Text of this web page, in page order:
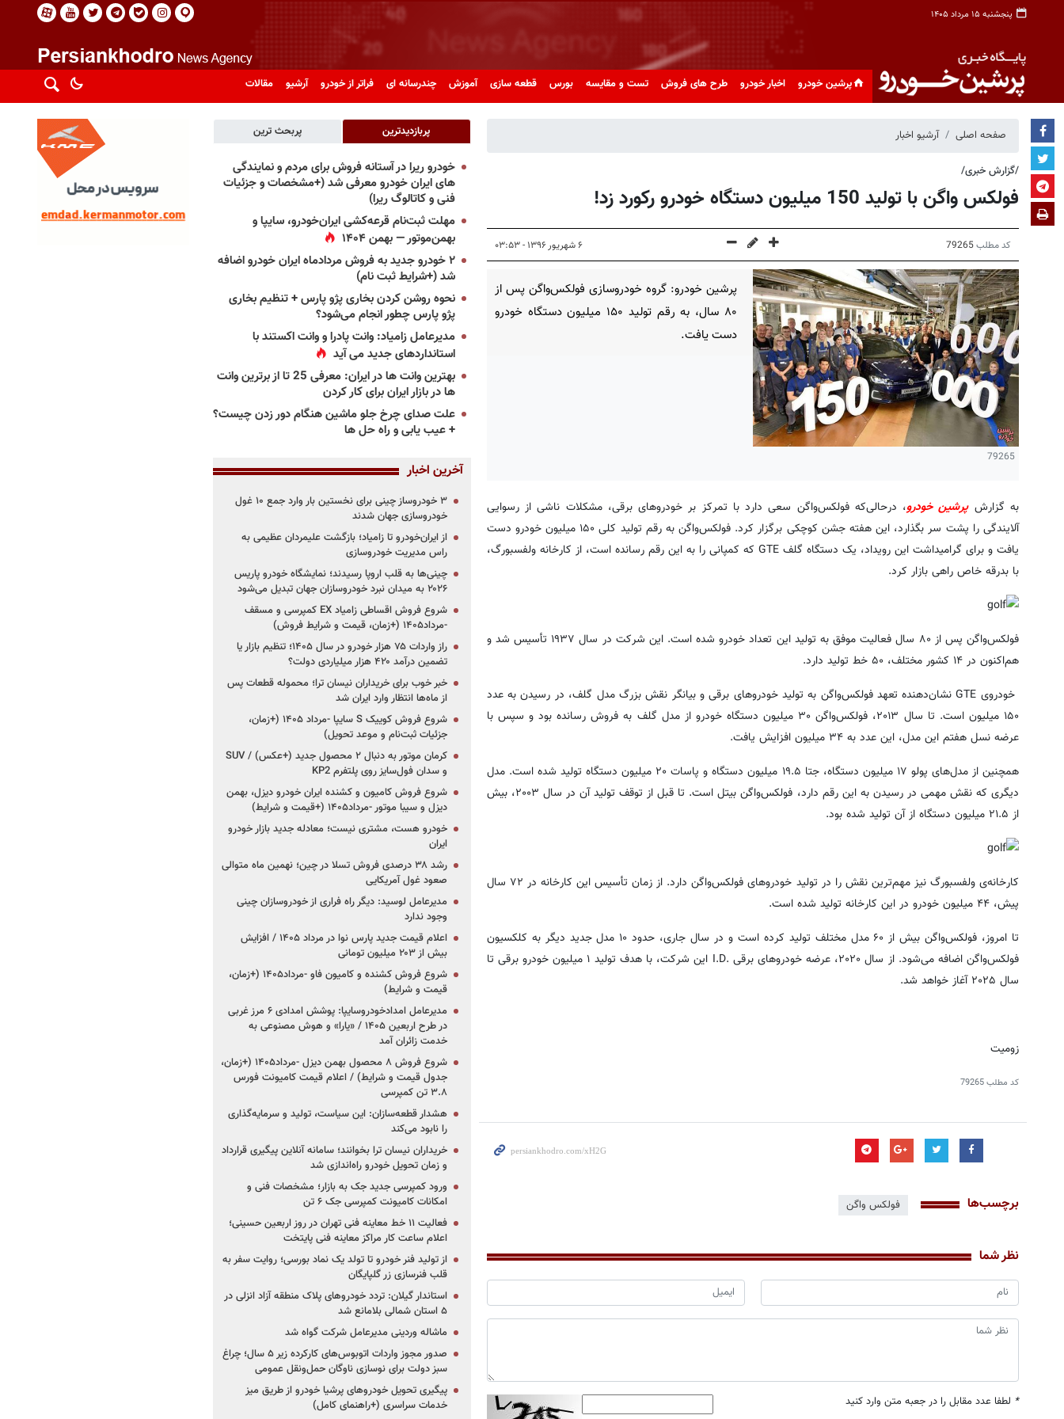
پنجشنبه ۱۵ مرداد ۱۴۰۵
پرشین خودرو اخبار خودرو طرح های فروش تست و مقایسه بورس قطعه سازی آموزش چندرسانه ای فراتر از خودرو آرشیو مقالات
صفحه اصلی آرشیو اخبار
/گزارش خبری/
فولکس‌ واگن با تولید 150 میلیون دستگاه خودرو رکورد زد!
کد مطلب79265 ۶ شهریور ۱۳۹۶ - ۰۳:۵۳
79265
پرشین خودرو: گروه خودروسازی فولکس‌واگن پس از
۸۰ سال، به رقم تولید ۱۵۰ میلیون دستگاه خودرو
دست یافت.
به گزارشپرشین خودرو، درحالی‌که فولکس‌واگن سعی دارد با تمرکز بر خودروهای برقی، مشکلات ناشی از رسوایی
آلایندگی را پشت سر بگذارد، این هفته جشن کوچکی برگزار کرد. فولکس‌واگن به رقم تولید کلی ۱۵۰ میلیون خودرو دست
یافت و برای گرامیداشت این رویداد، یک دستگاه گلف GTE که کمپانی را به این رقم رسانده است، از کارخانه ولفسبورگ،
با بدرقه خاص راهی بازار کرد.
فولکس‌واگن پس از ۸۰ سال فعالیت موفق به تولید این تعداد خودرو شده است. این شرکت در سال ۱۹۳۷ تأسیس شد و
هم‌اکنون در ۱۴ کشور مختلف، ۵۰ خط تولید دارد.
خودروی GTE نشان‌دهنده تعهد فولکس‌واگن به تولید خودروهای برقی و بیانگر نقش بزرگ مدل گلف، در رسیدن به عدد
۱۵۰ میلیون است. تا سال ۲۰۱۳، فولکس‌واگن ۳۰ میلیون دستگاه خودرو از مدل گلف به فروش رسانده بود و سپس با
عرضه نسل هفتم این مدل، این عدد به ۳۴ میلیون افزایش یافت.
همچنین از مدل‌های پولو ۱۷ میلیون دستگاه، جتا ۱۹.۵ میلیون دستگاه و پاسات ۲۰ میلیون دستگاه تولید شده است. مدل
دیگری که نقش مهمی در رسیدن به این رقم دارد، فولکس‌واگن بیتل است. تا قبل از توقف تولید آن در سال ۲۰۰۳، بیش
از ۲۱.۵ میلیون دستگاه از آن تولید شده بود.
کارخانه‌ی ولفسبورگ نیز مهم‌ترین نقش را در تولید خودروهای فولکس‌واگن دارد. از زمان تأسیس این کارخانه در ۷۲ سال
پیش، ۴۴ میلیون خودرو در این کارخانه تولید شده است.
تا امروز، فولکس‌واگن بیش از ۶۰ مدل مختلف تولید کرده است و در سال جاری، حدود ۱۰ مدل جدید دیگر به کلکسیون
فولکس‌واگن اضافه می‌شود. از سال ۲۰۲۰، عرضه خودروهای برقی .I.D این شرکت، با هدف تولید ۱ میلیون خودرو برقی تا
سال ۲۰۲۵ آغاز خواهد شد.
زومیت
کد مطلب79265
برچسب‌ها فولکس واگن
نظر شما
* لطفا عدد مقابل را در جعبه متن وارد کنید
پربازدیدترین پربحث ترین
خودرو ریرا در آستانه فروش برای مردم و نمایندگی
های ایران خودرو معرفی شد (+مشخصات و جزئیات
فنی و کاتالوگ ریرا)
مهلت ثبت‌نام قرعه‌کشی ایران‌خودرو، سایپا و
بهمن‌موتور — بهمن ۱۴۰۴
۲ خودرو جدید به فروش مردادماه ایران خودرو اضافه
شد (+شرایط ثبت نام)
نحوه روشن کردن بخاری پژو پارس + تنظیم بخاری
پژو پارس چطور انجام می‌شود؟
مدیرعامل زامیاد: وانت پادرا و وانت اکستند با
استانداردهای جدید می آید
بهترین وانت ها در ایران: معرفی 25 تا از برترین وانت
ها در بازار ایران برای کار کردن
علت صدای چرخ جلو ماشین هنگام دور زدن چیست؟
+ عیب یابی و راه حل ها
آخرین اخبار
۳ خودروساز چینی برای نخستین بار وارد جمع ۱۰ غول
خودروسازی جهان شدند
از ایران‌خودرو تا زامیاد؛ بازگشت علیمردان عظیمی به
راس مدیریت خودروسازی
چینی‌ها به قلب اروپا رسیدند؛ نمایشگاه خودرو پاریس
۲۰۲۶ به میدان نبرد خودروسازان جهان تبدیل می‌شود
شروع فروش اقساطی زامیاد EX کمپرسی و مسقف
-مرداد۱۴۰۵ (+زمان، قیمت و شرایط فروش)
راز واردات ۷۵ هزار خودرو در سال ۱۴۰۵؛ تنظیم بازار یا
تضمین درآمد ۴۲۰ هزار میلیاردی دولت؟
خبر خوب برای خریداران نیسان ترا؛ محموله قطعات پس
از ماه‌ها انتظار وارد ایران شد
شروع فروش کوییک S سایپا -مرداد ۱۴۰۵ (+زمان،
جزئیات ثبت‌نام و موعد تحویل)
کرمان موتور به دنبال ۲ محصول جدید (+عکس) / SUV
و سدان فول‌سایز روی پلتفرم KP2
شروع فروش کامیون و کشنده ایران خودرو دیزل، بهمن
دیزل و سیبا موتور -مرداد۱۴۰۵ (+قیمت و شرایط)
خودرو هست، مشتری نیست؛ معادله جدید بازار خودرو
ایران
رشد ۳۸ درصدی فروش تسلا در چین؛ نهمین ماه متوالی
صعود غول آمریکایی
مدیرعامل لوسید: دیگر راه فراری از خودروسازان چینی
وجود ندارد
اعلام قیمت جدید پارس نوا در مرداد ۱۴۰۵ / افزایش
بیش از ۲۰۳ میلیون تومانی
شروع فروش کشنده و کامیون فاو -مرداد۱۴۰۵ (+زمان،
قیمت و شرایط)
مدیرعامل امدادخودروسایپا: پوشش امدادی ۶ مرز غربی
در طرح اربعین ۱۴۰۵ / «یارا» و هوش مصنوعی به
خدمت زائران آمد
شروع فروش ۸ محصول بهمن دیزل -مرداد۱۴۰۵ (+زمان،
جدول قیمت و شرایط) / اعلام قیمت کامیونت فورس
۳.۸ تن کمپرسی
هشدار قطعه‌سازان: این سیاست، تولید و سرمایه‌گذاری
را نابود می‌کند
خریداران نیسان ترا بخوانند؛ سامانه آنلاین پیگیری قرارداد
و زمان تحویل خودرو راه‌اندازی شد
ورود کمپرسی جدید جک به بازار؛ مشخصات فنی و
امکانات کامیونت کمپرسی جک ۶ تن
فعالیت ۱۱ خط معاینه فنی تهران در روز اربعین حسینی؛
اعلام ساعت کار مراکز معاینه فنی پایتخت
از تولید فنر خودرو تا تولد یک نماد بورسی؛ روایت سفر به
قلب فنرسازی زر گلپایگان
استاندار گیلان: تردد خودروهای پلاک منطقه آزاد انزلی در
۵ استان شمالی بلامانع شد
ماشاله وردینی مدیرعامل شرکت گواه شد
صدور مجوز واردات اتوبوس‌های کارکرده زیر ۵ سال؛ چراغ
سبز دولت برای نوسازی ناوگان حمل‌ونقل عمومی
پیگیری تحویل خودروهای پرشیا خودرو از طریق میز
خدمات سراسری (+راهنمای کامل)